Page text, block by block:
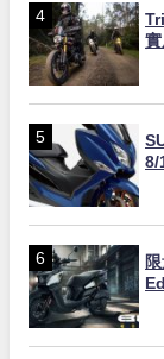
8/